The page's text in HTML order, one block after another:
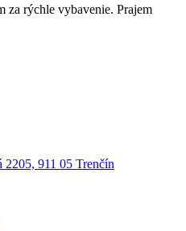
za rýchle vybavenie. Prajem
911 05 Trenčín